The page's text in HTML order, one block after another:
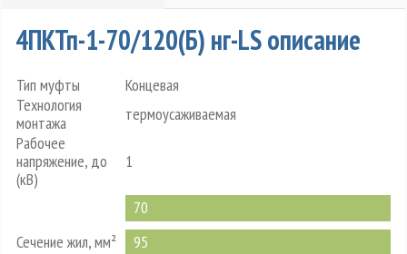
4ПКТп-1-70/120(Б) нг-LS описание
Тип муфты
Концевая
Технология
монтажа
термоусаживаемая
Рабочее
напряжение, до
(кВ)
1
Сечение жил, мм²
70
95